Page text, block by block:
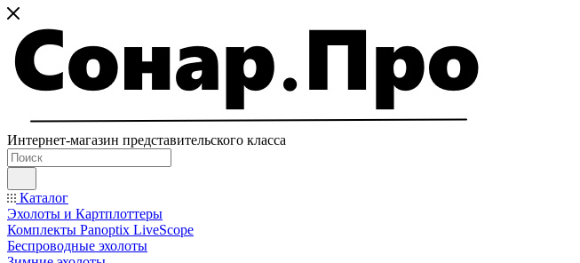
Интернет-магазин представительского класса
Каталог
Эхолоты и Картплоттеры
Комплекты Panoptix LiveScope
Беспроводные эхолоты